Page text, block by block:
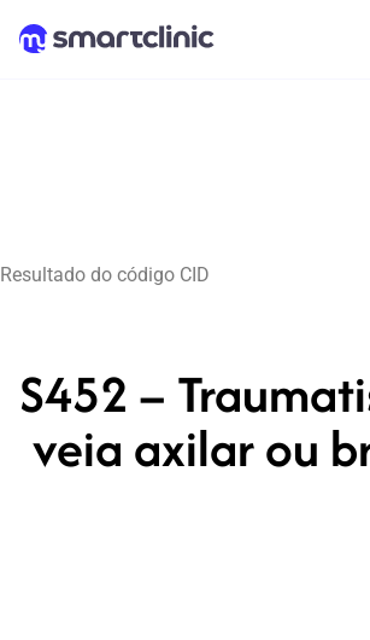
Resultado do código CID
S452 –
veia axilar ou